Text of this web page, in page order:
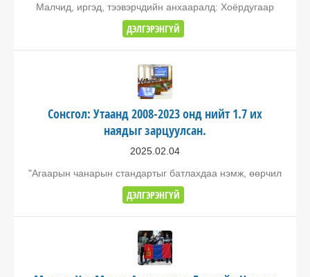
Малчид, иргэд, тээвэрчдийн анхааралд: Хоёрдугаар
ДЭЛГЭРЭНГҮЙ
Сонсгол: Утаанд 2008-2023 онд нийт 1.7 их
наядыг зарцуулсан.
2025.02.04
"Агаарын чанарын стандартыг батлахдаа нэмж, өөрчил
ДЭЛГЭРЭНГҮЙ